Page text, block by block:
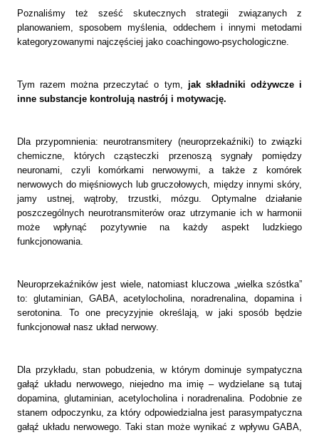
Poznaliśmy też sześć skutecznych strategii związanych z
planowaniem, sposobem myślenia, oddechem i innymi metodami
kategoryzowanymi najczęściej jako coachingowo-psychologiczne.
Tym razem można przeczytać o tym, jak składniki odżywcze i
inne substancje kontrolują nastrój i motywację.
Dla przypomnienia: neurotransmitery (neuroprzekaźniki) to związki
chemiczne, których cząsteczki przenoszą sygnały pomiędzy
neuronami, czyli komórkami nerwowymi, a także z komórek
nerwowych do mięśniowych lub gruczołowych, między innymi skóry,
jamy ustnej, wątroby, trzustki, mózgu. Optymalne działanie
poszczególnych neurotransmiterów oraz utrzymanie ich w harmonii
może wpłynąć pozytywnie na każdy aspekt ludzkiego
funkcjonowania.
Neuroprzekaźników jest wiele, natomiast kluczowa „wielka szóstka”
to: glutaminian, GABA, acetylocholina, noradrenalina, dopamina i
serotonina. To one precyzyjnie określają, w jaki sposób będzie
funkcjonował nasz układ nerwowy.
Dla przykładu, stan pobudzenia, w którym dominuje sympatyczna
gałąź układu nerwowego, niejedno ma imię – wydzielane są tutaj
dopamina, glutaminian, acetylocholina i noradrenalina. Podobnie ze
stanem odpoczynku, za który odpowiedzialna jest parasympatyczna
gałąź układu nerwowego. Taki stan może wynikać z wpływu GABA,